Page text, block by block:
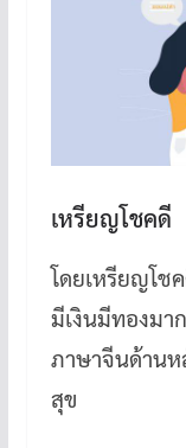
เหรียญโชคดี
โดยเหรียญโช
มีเงินมีทองมา
ภาษาจีนด้านห
สุข